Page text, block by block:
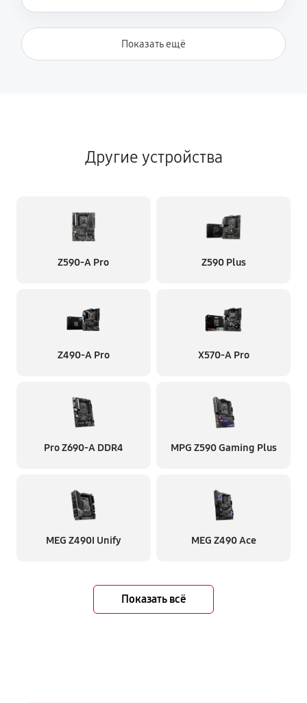
Показать ещё
Другие устройства
Z590-A Pro Z590 Plus
Z490-A Pro X570-A Pro
Pro Z690-A DDR4 MPG Z590 Gaming Plus
MEG Z490I Unify MEG Z490 Ace
Показать всё